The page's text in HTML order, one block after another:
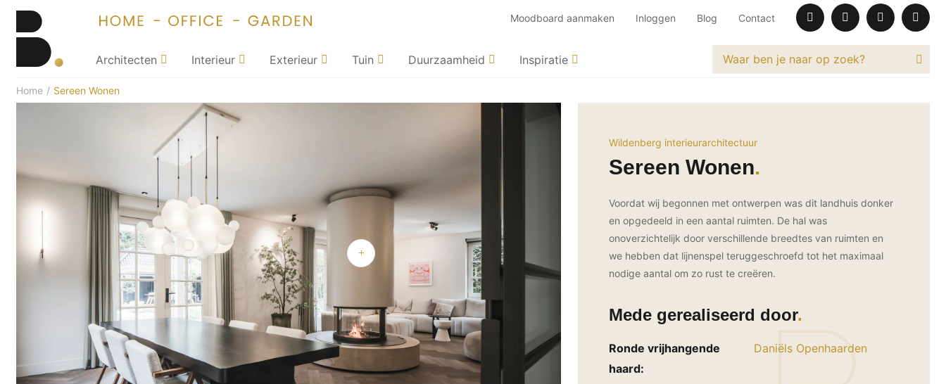
Moodboard aanmaken Inloggen Blog Contact
Architecten Interieur Exterieur Tuin Duurzaamheid Inspiratie
Home / Sereen Wonen
Wildenberg interieurarchitectuur
Sereen Wonen
Voordat wij begonnen met ontwerpen was dit landhuis donker
en opgedeeld in een aantal ruimten. De hal was
onoverzichtelijk door verschillende breedtes van ruimten en
we hebben dat lijnenspel teruggeschroefd tot het maximaal
nodige aantal om zo rust te creëren.
Mede gerealiseerd door
Ronde vrijhangende
haard:
Daniëls Openhaarden